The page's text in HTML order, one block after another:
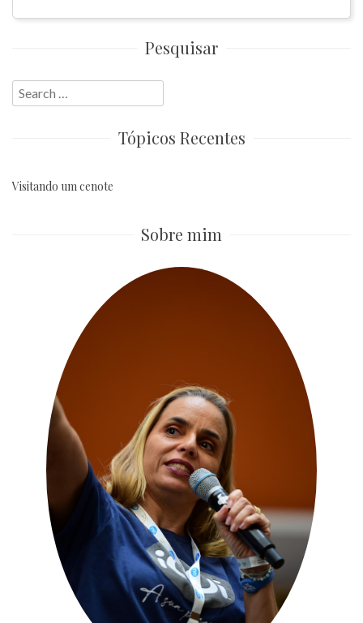
Pesquisar
Search
for:
Tópicos Recentes
Visitando um cenote
Sobre mim